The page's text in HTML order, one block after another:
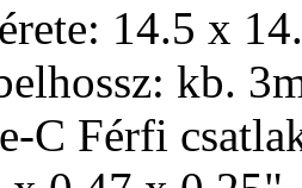
14.5 x
kb.
C Férfi